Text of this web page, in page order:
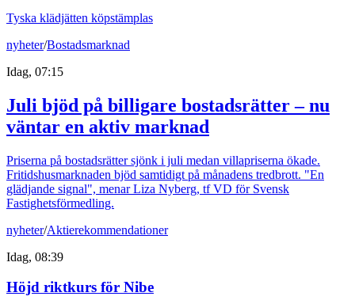
Tyska klädjätten köpstämplas
nyheter/Bostadsmarknad
Idag, 07:15
Juli bjöd på billigare bostadsrätter – nu
väntar en aktiv marknad
Priserna på bostadsrätter sjönk i juli medan villapriserna ökade.
Fritidshusmarknaden bjöd samtidigt på månadens tredbrott. "En
glädjande signal", menar Liza Nyberg, tf VD för Svensk
Fastighetsförmedling.
nyheter/Aktierekommendationer
Idag, 08:39
Höjd riktkurs för Nibe